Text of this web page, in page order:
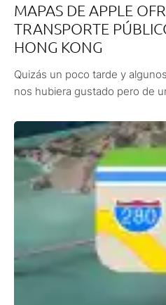
MAPAS DE APPLE
TRANSPORTE
HONG KONG
Quizás un poco tarde y
nos hubiera gustado pero de